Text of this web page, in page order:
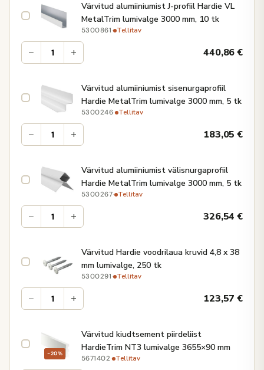
Värvitud alumiiniumist J-profiil Hardie VL
MetalTrim lumivalge 3000 mm, 10 tk
5300861· Tellitav
− + 440,86€
Värvitud alumiiniumist sisenurgaprofiil
Hardie MetalTrim lumivalge 3000 mm, 5 tk
5300246· Tellitav
− + 183,05€
Värvitud alumiiniumist välisnurgaprofiil
Hardie MetalTrim lumivalge 3000 mm, 5 tk
5300267· Tellitav
− + 326,54€
Värvitud Hardie voodrilaua kruvid 4,8 x 38
mm lumivalge, 250 tk
5300291· Tellitav
− + 123,57€
−20%
Värvitud kiudtsement piirdeliist
HardieTrim NT3 lumivalge 3655×90 mm
5671402· Tellitav